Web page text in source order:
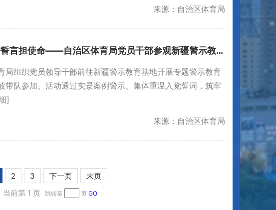
来源：自治区体育局
以案为鉴守初心 铮铮誓言担使命——自治区体育局党员干部参观新疆警示教育中心
局组织党员领导干部前往新疆警示教育基地开展专题警示教育
带队参加。活动通过实景案例警示、集体重温入党誓词，筑牢
]
来源：自治区体育局
2 3 下一页
末页
当前第 1 页 跳转至 页 GO